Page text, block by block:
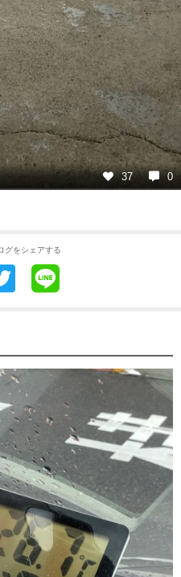
37 0
グをシェアする